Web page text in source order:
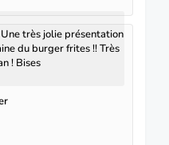
très jolie présentation
du burger frites !! Très
! Bises